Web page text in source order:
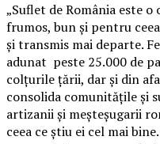
„Suflet de România este
frumos, bun și pentru
și transmis mai departe.
adunat peste 25.000 de
colțurile țării, dar și din
consolida comunitățile și
artizanii și meșteșugarii
ceea ce știu ei cel mai